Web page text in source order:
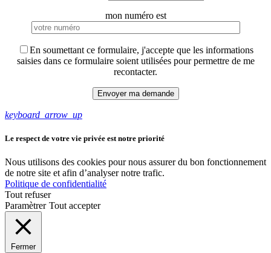
mon numéro est
En soumettant ce formulaire, j'accepte que les informations
saisies dans ce formulaire soient utilisées pour permettre de me
recontacter.
keyboard_arrow_up
Le respect de votre vie privée est notre priorité
Nous utilisons des cookies pour nous assurer du bon fonctionnement
de notre site et afin d’analyser notre trafic.
Politique de confidentialité
Tout refuser
Paramètrer Tout accepter
Fermer